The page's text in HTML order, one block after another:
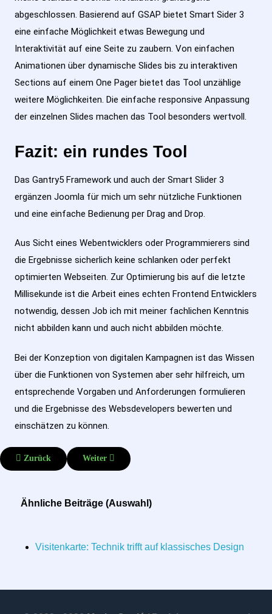
abgeschlossen. Basierend auf GSAP bietet Smart Sider 3
eine einfache Möglichkeit etwas Bewegung und
Interaktivität auf eine Seite zu zaubern. Von einfachen
Animationen über dynamische Slides bis zu interaktiven
Sections auf einem One Pager bietet das Tool unzählige
weitere Möglichkeiten. Die einfache responsive Anpassung
der einzelnen Slides machen das Tool besonders wertvoll.
Fazit: ein rundes Tool
Das Gantry5 Framework und auch der Smart Slider 3
ergänzen Joomla für mich um sehr nützliche Funktionen
und eine einfache Bedienung per Drag and Drop.
Aus Sicht eines Webentwicklers oder Programmierers sind
die Ergebnisse sicherlich keine schlanken oder perfekt
optimierten Webseiten. Zur Optimierung bis auf die letzte
Millisekunde ist die Arbeit eines echten Frontend Entwicklers
notwendig, dessen Job ich mit meiner fachlichen Kenntnis
nicht abbilden kann und auch nicht abbilden möchte.
Bei der Konzeption von digitalen Kampagnen ist das Wissen
über die Funktionen von Systemen aber sehr hilfreich, um
entsprechende Vorgaben und Anforderungen formulieren
und die Ergebnisse des Websdevelopers bewerten und
einschätzen zu können.
Vorheriger Beitrag: Tablet im privaten Alltag - sinnvoll oder
Zurück Nächster Beitrag: Webcam-Setup im Homeoffice
Weiter
Ähnliche Beiträge (Auswahl)
Visitenkarte: Technik trifft auf klassisches Design